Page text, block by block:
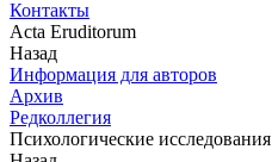
Контакты
Acta Eruditorum
Назад
Информация для авторов
Архив
Редколлегия
Психологические исследования